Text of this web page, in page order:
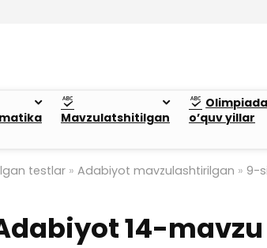
Mavzulatshitilgan
o’quv yillar
testlar » Adabiyot mavzulashtirilgan » 9-
14-mavzu